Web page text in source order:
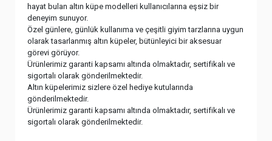
hayat bulan altın küpe modelleri kullanıcılarına eşsiz bir
deneyim sunuyor.
Özel günlere, günlük kullanıma ve çeşitli giyim tarzlarına uygun
olarak tasarlanmış altın küpeler, bütünleyici bir aksesuar
görevi görüyor.
Ürünlerimiz garanti kapsamı altında olmaktadır, sertifikalı ve
sigortalı olarak gönderilmektedir.
Altın küpelerimiz sizlere özel hediye kutularında
gönderilmektedir.
Ürünlerimiz garanti kapsamı altında olmaktadır, sertifikalı ve
sigortalı olarak gönderilmektedir.